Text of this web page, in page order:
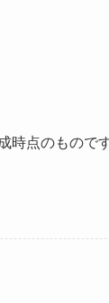
時点のものです